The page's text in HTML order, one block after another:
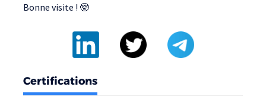
Bonne visite ! 🤓
Certifications